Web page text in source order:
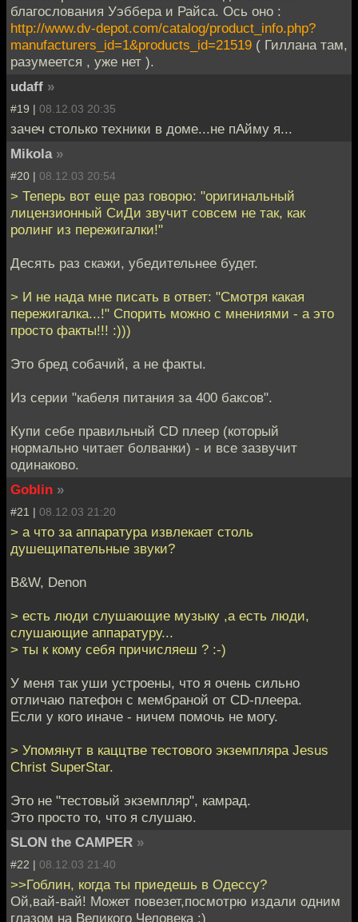
благослования Уэббера и Райса. Ось оно :
http://www.dv-depot.com/catalog/product_info.php?
manufacturers_id=1&products_id=21519 ( Гиллана там,
разумеется , уже нет ).
udaff »
#19 | 08.12.03 20:35
зачеч столько техники в доме...не пАйму я...
Mikola »
#20 | 08.12.03 20:54
> Теперь вот еще раз говорю: "оригинальный
лицензионный СиДи звучит совсем не так, как
ролинг из пережигалки!"
Десять раз скажи, убедительнее будет.
> И не нада мне писать в ответ: "Смотря какая
пережигалка...!" Спорить можно с мнениями - а это
просто факты!!! :)))
Это бред собачий, а не факты.
Из серии "кабеля питания за 400 баксов".
Купи себе правильный CD плеер (который
нормально читает болванки) - и все зазвучит
одинаково.
Goblin »
#21 | 08.12.03 21:20
> а что за аппаратура извлекает столь
душещипательные звуки?
B&W, Denon
> есть люди слушающие музыку ,а есть люди,
слушающие аппаратуру...
> ты к кому себя причисляеш ? :-)
У меня так уши устроены, что я очень сильно
отличаю патефон с мембраной от CD-плеера.
Если у кого иначе - ничем помочь не могу.
> Упомянут в каццтве тестового экземпляра Jesus
Christ SuperStar.
Это не "тестовый экземпляр", камрад.
Это просто то, что я слушаю.
SLON the CAMPER »
#22 | 08.12.03 21:40
>>Гоблин, когда ты приедешь в Одессу?
Ой,вай-вай! Может повезет,посмотрю издали одним
глазом на Великого Человека :)